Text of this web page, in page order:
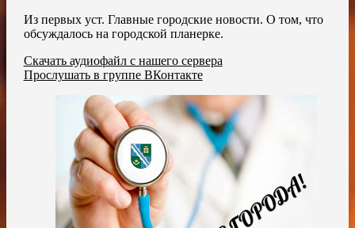
Из первых уст. Главные городские новости. О том, что
обсуждалось на городской планерке.
Скачать аудиофайл с нашего сервера
Прослушать в группе ВКонтакте